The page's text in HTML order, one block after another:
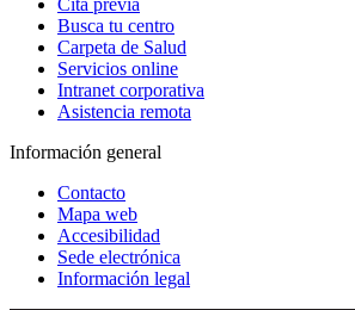
Cita previa
Busca tu centro
Carpeta de Salud
Servicios online
Intranet corporativa
Asistencia remota
Información general
Contacto
Mapa web
Accesibilidad
Sede electrónica
Información legal